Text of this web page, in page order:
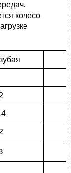
колесо